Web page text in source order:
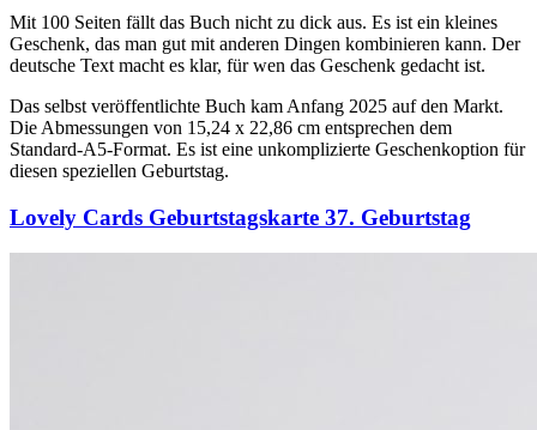
Mit 100 Seiten fällt das Buch nicht zu dick aus. Es ist ein kleines
Geschenk, das man gut mit anderen Dingen kombinieren kann. Der
deutsche Text macht es klar, für wen das Geschenk gedacht ist.
Das selbst veröffentlichte Buch kam Anfang 2025 auf den Markt.
Die Abmessungen von 15,24 x 22,86 cm entsprechen dem
Standard-A5-Format. Es ist eine unkomplizierte Geschenkoption für
diesen speziellen Geburtstag.
Lovely Cards Geburtstagskarte 37. Geburtstag